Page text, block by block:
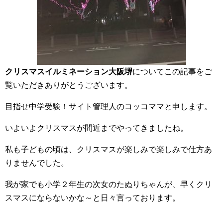
クリスマスイルミネーション大阪堺についてこの記事をご
覧いただきありがとうございます。
目指せ中学受験！サイト管理人のコッコママと申します。
いよいよクリスマスが間近までやってきましたね。
私も子どもの頃は、クリスマスが楽しみで楽しみで仕方あ
りませんでした。
我が家でも小学２年生の次女のたぬりちゃんが、早くクリ
スマスにならないかな～と日々言っております。